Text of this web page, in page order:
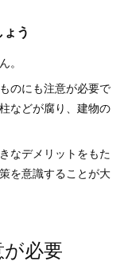
う
。
のにも注意が必要で
などが腐り、建物の
なデメリットをもた
を意識することが大
必要